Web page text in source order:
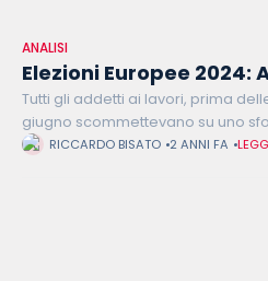
ANALISI
Elezioni Europee 2024:
Tutti gli addetti ai lavori, prima
giugno scommettevano su uno
populiste anche in Europa, ma così
RICCARDO BISATO 2 ANNI FA